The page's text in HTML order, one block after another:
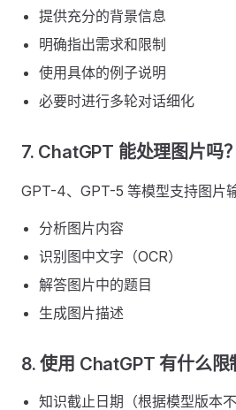
提供充分的背景信息
明确指出需求和限制
使用具体的例子说明
必要时进行多轮对话细化
7. ChatGPT 能处理图片吗？
GPT-4、GPT-5 等模型支持图片
分析图片内容
识别图中文字（OCR）
解答图片中的题目
生成图片描述
8. 使用 ChatGPT 有什么限
知识截止日期（根据模型版本不